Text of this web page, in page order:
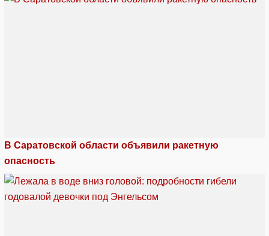
В Саратовской области объявили ракетную
опасность